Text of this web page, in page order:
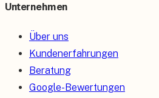
Unternehmen
Über uns
Kundenerfahrungen
Beratung
Google-Bewertungen